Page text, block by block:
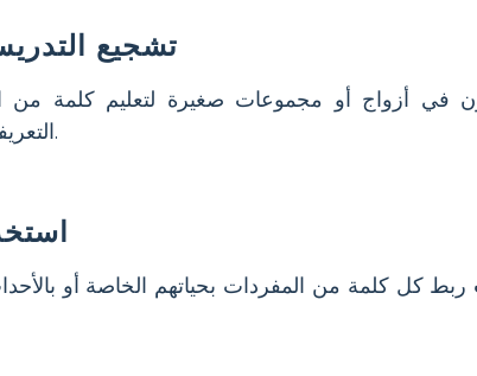
تشجيع
في أزواج أو مجموعات صغيرة لتعليم كلمة من
التعريفات، جمل الأمثلة، والرسوم التوضيحية لتعزيز الفهم للجميع.
ربط كل كلمة من المفردات بحياتهم الخاصة أو